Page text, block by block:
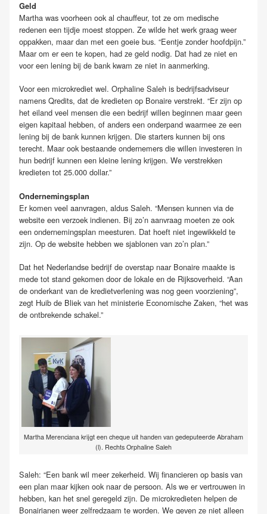
Geld
Martha was voorheen ook al chauffeur, tot ze om medische
redenen een tijdje moest stoppen. Ze wilde het werk graag weer
oppakken, maar dan met een goeie bus. “Eentje zonder hoofdpijn.”
Maar om er een te kopen, had ze geld nodig. Dat had ze niet en
voor een lening bij de bank kwam ze niet in aanmerking.
Voor een microkrediet wel. Orphaline Saleh is bedrijfsadviseur
namens Qredits, dat de kredieten op Bonaire verstrekt. “Er zijn op
het eiland veel mensen die een bedrijf willen beginnen maar geen
eigen kapitaal hebben, of anders een onderpand waarmee ze een
lening bij de bank kunnen krijgen. Die starters kunnen bij ons
terecht. Maar ook bestaande ondernemers die willen investeren in
hun bedrijf kunnen een kleine lening krijgen. We verstrekken
kredieten tot 25.000 dollar.”
Ondernemingsplan
Er komen veel aanvragen, aldus Saleh. “Mensen kunnen via de
website een verzoek indienen. Bij zo’n aanvraag moeten ze ook
een ondernemingsplan meesturen. Dat hoeft niet ingewikkeld te
zijn. Op de website hebben we sjablonen van zo’n plan.”
Dat het Nederlandse bedrijf de overstap naar Bonaire maakte is
mede tot stand gekomen door de lokale en de Rijksoverheid. “Aan
de onderkant van de kredietverlening was nog geen voorziening”,
zegt Huib de Bliek van het ministerie Economische Zaken, “het was
de ontbrekende schakel.”
Martha Merenciana krijgt een cheque uit handen van gedeputeerde Abraham
(l). Rechts Orphaline Saleh
Saleh: “Een bank wil meer zekerheid. Wij financieren op basis van
een plan maar kijken ook naar de persoon. Als we er vertrouwen in
hebben, kan het snel geregeld zijn. De microkredieten helpen de
Bonairianen weer zelfredzaam te worden. We geven ze niet alleen